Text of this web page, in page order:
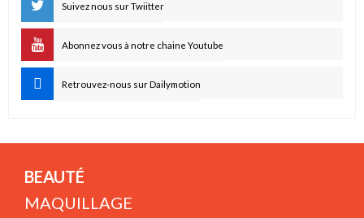
Suivez nous sur Twiitter
Abonnez vous à notre chaine Youtube
Retrouvez-nous sur Dailymotion
BEAUTÉ
MAQUILLAGE